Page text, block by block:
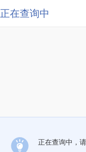
正在查询中
正在查询中，